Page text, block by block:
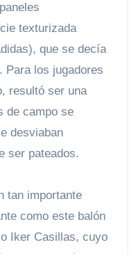
texturizada
que se decía
Para los jugadores
resultó ser una
de campo se
desviaban
ser pateados.
tan importante
como este balón
Iker Casillas, cuyo